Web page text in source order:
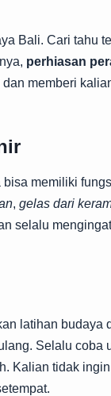
Bali. Cari tahu
perhiasan
memberi
memiliki
, gelas dari
selalu
latihan budaya
Selalu coba
Kalian tidak